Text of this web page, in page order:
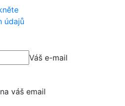
údajů
Váš e-mail
váš email